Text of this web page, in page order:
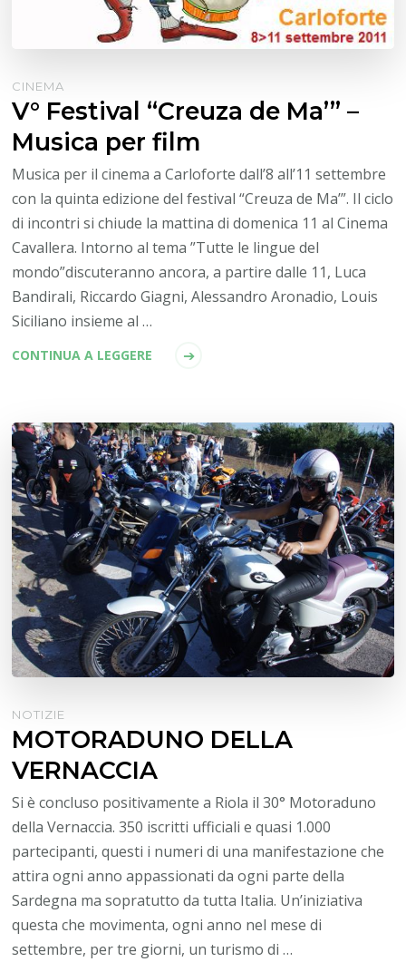
CINEMA
V° Festival “Creuza de Ma’” –
Musica per film
Musica per il cinema a Carloforte dall’8 all’11 settembre
con la quinta edizione del festival “Creuza de Ma’”. Il ciclo
di incontri si chiude la mattina di domenica 11 al Cinema
Cavallera. Intorno al tema ”Tutte le lingue del
mondo”discuteranno ancora, a partire dalle 11, Luca
Bandirali, Riccardo Giagni, Alessandro Aronadio, Louis
Siciliano insieme al …
CONTINUA A LEGGERE
NOTIZIE
MOTORADUNO DELLA
VERNACCIA
Si è concluso positivamente a Riola il 30° Motoraduno
della Vernaccia. 350 iscritti ufficiali e quasi 1.000
partecipanti, questi i numeri di una manifestazione che
attira ogni anno appassionati da ogni parte della
Sardegna ma sopratutto da tutta Italia. Un’iniziativa
questa che movimenta, ogni anno nel mese di
settembre, per tre giorni, un turismo di …